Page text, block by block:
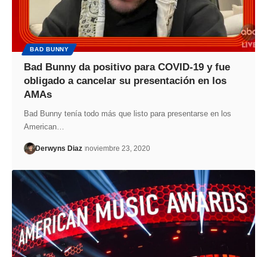
BAD BUNNY
Bad Bunny da positivo para COVID-19 y fue
obligado a cancelar su presentación en los
AMAs
Bad Bunny tenía todo más que listo para presentarse en los
American…
Derwyns Diaz noviembre 23, 2020